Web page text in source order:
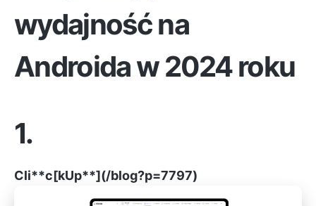
wydajność na
Androida w 2024 roku
1.
Cli**c[kUp**](/blog?p=7797)